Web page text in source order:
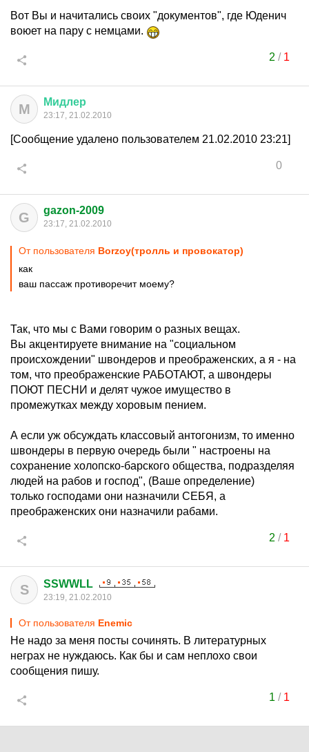
Вот Вы и начитались своих "документов", где Юденич
воюет на пару с немцами.
2 / 1
М Мидлер
23:17, 21.02.2010
[Сообщение удалено пользователем 21.02.2010 23:21]
0
G gazon-2009
23:17, 21.02.2010
От пользователя Borzoy(тролль и провокатор)
как
ваш пассаж противоречит моему?
Так, что мы с Вами говорим о разных вещах.
Вы акцентируете внимание на "социальном
происхождении" швондеров и преображенских, а я - на
том, что преображенские РАБОТАЮТ, а швондеры
ПОЮТ ПЕСНИ и делят чужое имущество в
промежутках между хоровым пением.
А если уж обсуждать классовый антогонизм, то именно
швондеры в первую очередь были " настроены на
сохранение холопско-барского общества, подразделяя
людей на рабов и господ", (Ваше определение)
только господами они назначили СЕБЯ, а
преображенских они назначили рабами.
2 / 1
S SSWWLL
23:19, 21.02.2010
От пользователя Enemic
Не надо за меня посты сочинять. В литературных
неграх не нуждаюсь. Как бы и сам неплохо свои
сообщения пишу.
1 / 1